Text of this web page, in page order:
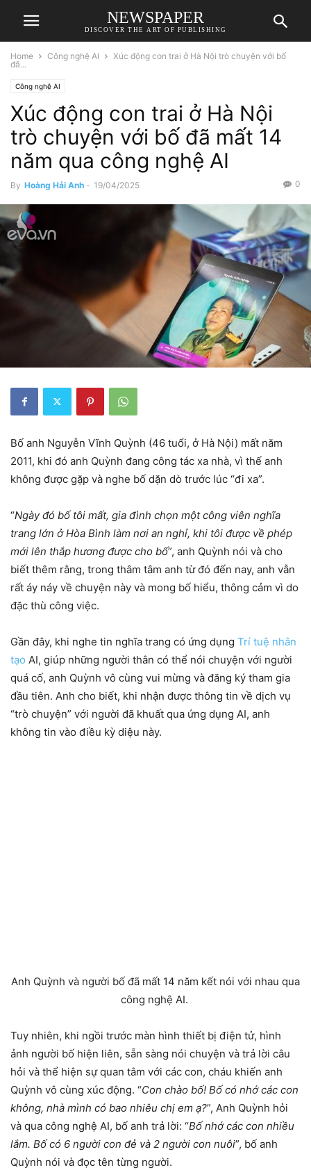
NEWSPAPER
DISCOVER THE ART OF PUBLISHING
Home Công nghệ AI
Xúc động con trai ở Hà Nội trò chuyện với bố
đã...
Công nghệ AI
Xúc động con trai ở Hà Nội
trò chuyện với bố đã mất 14
năm qua công nghệ AI
By Hoàng Hải Anh - 19/04/2025 0
Bố anh Nguyễn Vĩnh Quỳnh (46 tuổi, ở Hà Nội) mất năm
2011, khi đó anh Quỳnh đang công tác xa nhà, vì thế anh
không được gặp và nghe bố dặn dò trước lúc “đi xa”.
“Ngày đó bố tôi mất, gia đình chọn một công viên nghĩa
trang lớn ở Hòa Bình làm nơi an nghỉ, khi tôi được về phép
mới lên thắp hương được cho bố”, anh Quỳnh nói và cho
biết thêm rằng, trong thâm tâm anh từ đó đến nay, anh vẫn
rất áy náy về chuyện này và mong bố hiểu, thông cảm vì do
đặc thù công việc.
Gần đây, khi nghe tin nghĩa trang có ứng dụng Trí tuệ nhân
tạo AI, giúp những người thân có thể nói chuyện với người
quá cố, anh Quỳnh vô cùng vui mừng và đăng ký tham gia
đầu tiên. Anh cho biết, khi nhận được thông tin về dịch vụ
“trò chuyện” với người đã khuất qua ứng dụng AI, anh
không tin vào điều kỳ diệu này.
Anh Quỳnh và người bố đã mất 14 năm kết nói với nhau qua
công nghệ AI.
Tuy nhiên, khi ngồi trước màn hình thiết bị điện tử, hình
ảnh người bố hiện liên, sẵn sàng nói chuyện và trả lời câu
hỏi và thể hiện sự quan tâm với các con, cháu khiến anh
Quỳnh vô cùng xúc động. “Con chào bố! Bố có nhớ các con
không, nhà mình có bao nhiêu chị em ạ?”, Anh Quỳnh hỏi
và qua công nghệ AI, bố anh trả lời: “Bố nhớ các con nhiều
lắm. Bố có 6 người con đẻ và 2 người con nuôi”, bố anh
Quỳnh nói và đọc tên từng người.